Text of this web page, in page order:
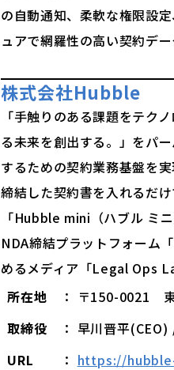
の自動通知、柔軟な権限設
ュアで網羅性の高い契約デ
株式会社Hubble
「手触りのある課題をテク
る未来を創出する。」をパ
するための契約業務基盤を
締結した契約書を入れるだ
「Hubble mini（ハブル ミ
NDA締結プラットフォーム
めるメディア「Legal Ops
所在地
： 〒150-0021
取締役
： 早川晋平
URL
： https://